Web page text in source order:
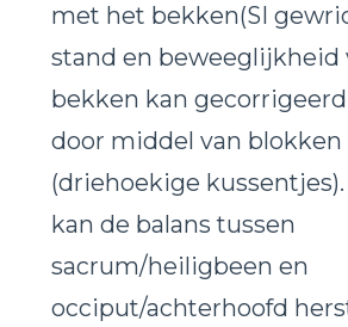
met het bekken(SI
stand en beweeglijkheid
bekken kan
door middel van blokken
(driehoekige
kan de balans tussen
sacrum/heiligbeen en
occiput/achterhoofd